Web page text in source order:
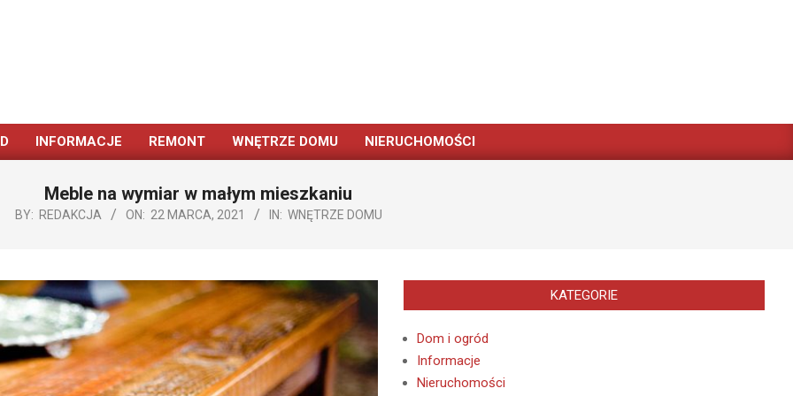
Primary
Menu
INFORMACJE REMONT WNĘTRZE DOMU NIERUCHOMOŚCI
Meble na wymiar w małym mieszkaniu
BY: REDAKCJA ON: 22 MARCA, 2021 IN: WNĘTRZE DOMU
KATEGORIE
Dom i ogród
Informacje
Nieruchomości